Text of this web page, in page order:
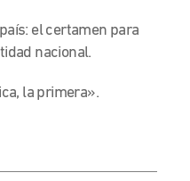
el certamen para
nacional.
la primera».